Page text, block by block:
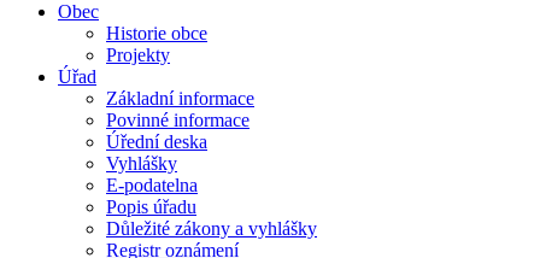
Obec
Historie obce
Projekty
Úřad
Základní informace
Povinné informace
Úřední deska
Vyhlášky
E-podatelna
Popis úřadu
Důležité zákony a vyhlášky
Registr oznámení